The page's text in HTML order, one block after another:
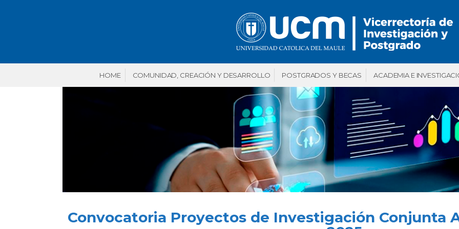
HOME COMUNIDAD, CREACIÓN Y DESARROLLO POSTGRADOS Y BECAS ACADEMIA E
Convocatoria Proyectos de Investigación Conjunta